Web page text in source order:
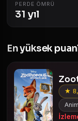
PERDE ÖMRÜ
31 yıl
En yüksek
★